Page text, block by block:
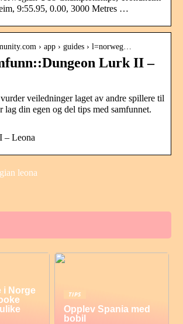
9:55.95, 0.00, 3000 Metres …
› app › guides › l=norweg…
Lurk II –
veiledninger laget av andre spillere til
lag din egen og del tips med samfunnet.
– Leona
leona
i Norge
TIPS
Opplev Spania med
bobil